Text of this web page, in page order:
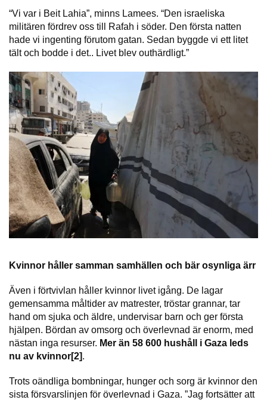
“Vi var i Beit Lahia”, minns Lamees. “Den israeliska
militären fördrev oss till Rafah i söder. Den första natten
hade vi ingenting förutom gatan. Sedan byggde vi ett litet
tält och bodde i det.. Livet blev outhärdligt.”
Kvinnor håller samman samhällen och bär osynliga ärr
Även i förtvivlan håller kvinnor livet igång. De lagar
gemensamma måltider av matrester, tröstar grannar, tar
hand om sjuka och äldre, undervisar barn och ger första
hjälpen. Bördan av omsorg och överlevnad är enorm, med
nästan inga resurser. Mer än 58 600 hushåll i Gaza leds
nu av kvinnor[2].
Trots oändliga bombningar, hunger och sorg är kvinnor den
sista försvarslinjen för överlevnad i Gaza. ”Jag fortsätter att